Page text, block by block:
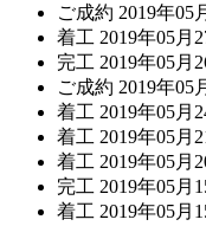
ご成約 2019年05
着工 2019年05月
完工 2019年05月
ご成約 2019年05
着工 2019年05月
着工 2019年05月
着工 2019年05月
完工 2019年05月
着工 2019年05月